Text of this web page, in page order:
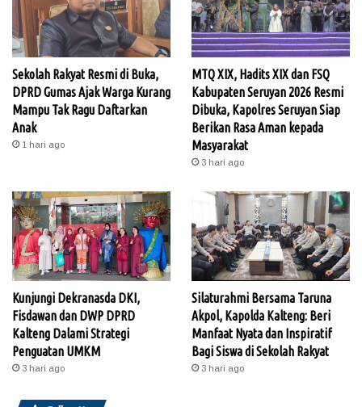
Sekolah Rakyat Resmi di Buka,
DPRD Gumas Ajak Warga Kurang
Mampu Tak Ragu Daftarkan
Anak
1 hari ago
MTQ XIX, Hadits XIX dan FSQ
Kabupaten Seruyan 2026 Resmi
Dibuka, Kapolres Seruyan Siap
Berikan Rasa Aman kepada
Masyarakat
3 hari ago
Kunjungi Dekranasda DKI,
Fisdawan dan DWP DPRD
Kalteng Dalami Strategi
Penguatan UMKM
3 hari ago
Silaturahmi Bersama Taruna
Akpol, Kapolda Kalteng: Beri
Manfaat Nyata dan Inspiratif
Bagi Siswa di Sekolah Rakyat
3 hari ago